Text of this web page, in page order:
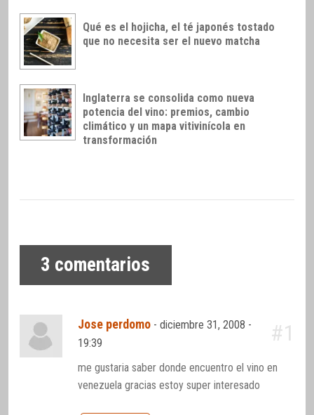
Qué es el hojicha, el té japonés tostado
que no necesita ser el nuevo matcha
Inglaterra se consolida como nueva
potencia del vino: premios, cambio
climático y un mapa vitivinícola en
transformación
3 comentarios
Jose perdomo -diciembre 31, 2008 -
19:39
#1
me gustaria saber donde encuentro el vino en
venezuela gracias estoy super interesado